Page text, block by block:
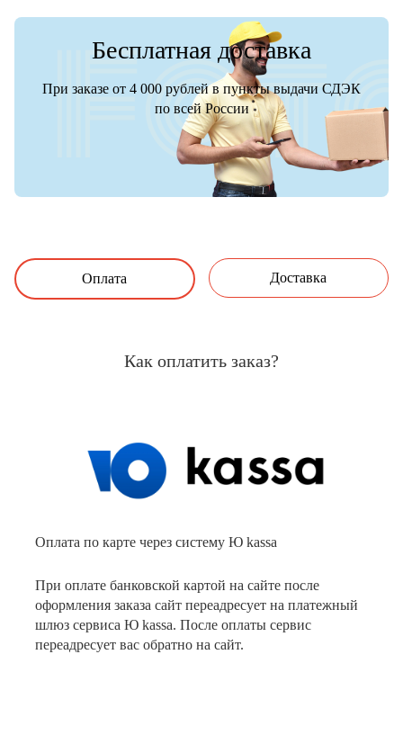
Бесплатная доставка
При заказе от 4 000 рублей в пункты выдачи СДЭК
по всей России
Оплата Доставка
Как оплатить заказ?
Оплата по карте через систему Ю kassa
При оплате банковской картой на сайте после
оформления заказа сайт переадресует на платежный
шлюз сервиса Ю kassa. После оплаты сервис
переадресует вас обратно на сайт.